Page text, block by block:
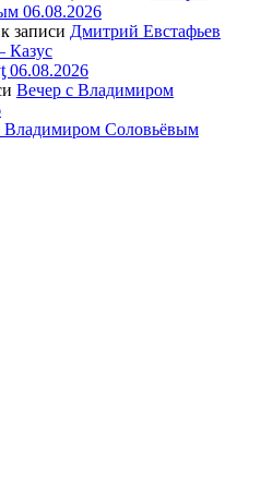
06.08.2026
к записи Дмитрий Евстафьев
Казус
06.08.2026
Вечер с Владимиром
Владимиром Соловьёвым